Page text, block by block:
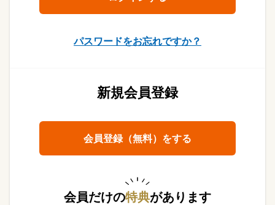
パスワードをお忘れですか？
新規会員登録
会員登録（無料）をする
会員だけの特典があります